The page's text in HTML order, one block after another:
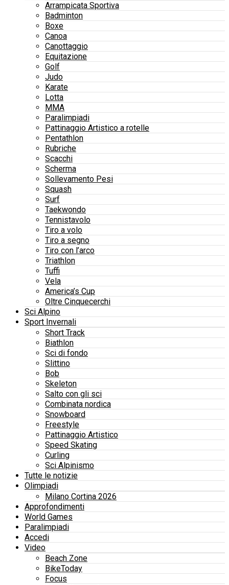
Arrampicata Sportiva
Badminton
Boxe
Canoa
Canottaggio
Equitazione
Golf
Judo
Karate
Lotta
MMA
Paralimpiadi
Pattinaggio Artistico a rotelle
Pentathlon
Rubriche
Scacchi
Scherma
Sollevamento Pesi
Squash
Surf
Taekwondo
Tennistavolo
Tiro a volo
Tiro a segno
Tiro con l’arco
Triathlon
Tuffi
Vela
America’s Cup
Oltre Cinquecerchi
Sci Alpino
Sport Invernali
Short Track
Biathlon
Sci di fondo
Slittino
Bob
Skeleton
Salto con gli sci
Combinata nordica
Snowboard
Freestyle
Pattinaggio Artistico
Speed Skating
Curling
Sci Alpinismo
Tutte le notizie
Olimpiadi
Milano Cortina 2026
Approfondimenti
World Games
Paralimpiadi
Accedi
Video
Beach Zone
BikeToday
Focus